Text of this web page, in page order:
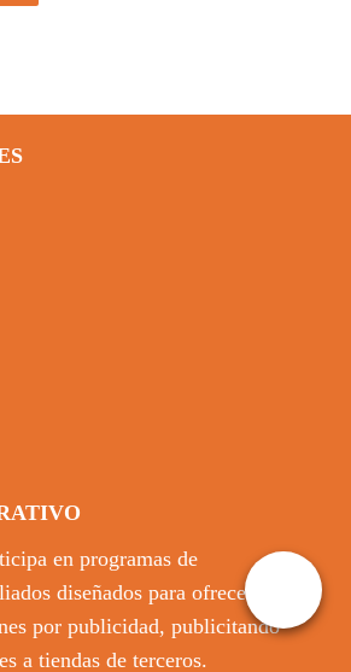
en programas de
diseñados para ofrecer a
por publicidad, publicitando
a tiendas de terceros.